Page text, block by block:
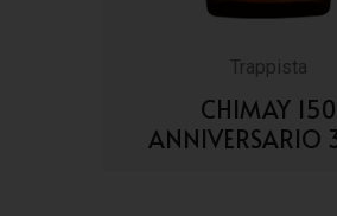
Trappista
CHIMAY 150
ANNIVERSARIO